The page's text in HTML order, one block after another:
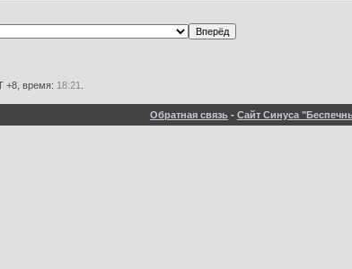
+8, время: 18:21
Обратная связь - Сайт Синуса